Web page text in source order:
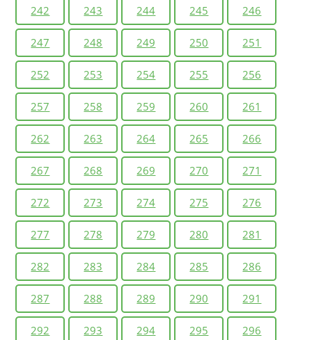
242 243 244 245 246
247 248 249 250 251
252 253 254 255 256
257 258 259 260 261
262 263 264 265 266
267 268 269 270 271
272 273 274 275 276
277 278 279 280 281
282 283 284 285 286
287 288 289 290 291
292 293 294 295 296